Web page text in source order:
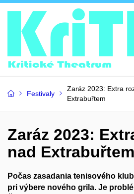
Festivaly
Zaráz 2023: Extra
Extrabuřtem
Zaráz 2023:
nad Extrabuřtem
Počas zasadania tenisového
pri výbere nového grila. Je